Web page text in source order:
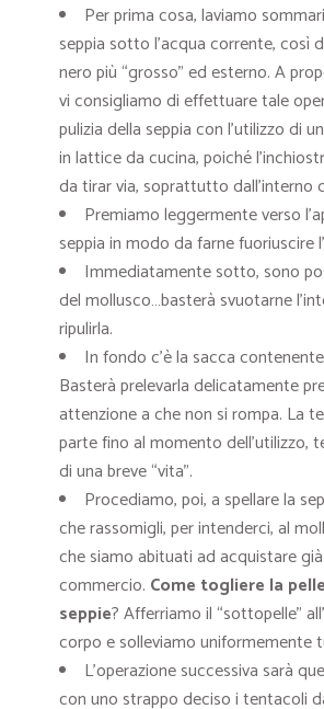
Per prima cosa, laviamo
seppia sotto l’acqua corrente, così
nero più “grosso” ed esterno. A
vi consigliamo di effettuare tale
pulizia della seppia con l’utilizzo di
in lattice da cucina, poiché
da tirar via, soprattutto dall’interno
Premiamo leggermente verso
seppia in modo da farne fuoriuscire
Immediatamente sotto, sono
del mollusco…basterà svuotarne
ripulirla.
In fondo c’è la sacca
Basterà prelevarla delicatamente
attenzione a che non si rompa. La
parte fino al momento dell’utilizzo,
di una breve “vita”.
Procediamo, poi, a spellare la
che rassomigli, per intenderci, al
che siamo abituati ad acquistare
commercio. Come togliere la
seppie? Afferriamo il “sottopelle”
corpo e solleviamo uniformemente
L’operazione successiva sarà
con uno strappo deciso i tentacoli